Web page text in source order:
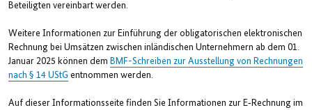
Beteiligten vereinbart werden.
Weitere Informationen zur Einführung der obligatorischen elektronischen
Rechnung bei Umsätzen zwischen inländischen Unternehmern ab dem 01.
Januar 2025 können dem BMF-Schreiben zur Ausstellung von Rechnungen
nach § 14 UStG entnommen werden.
Auf dieser Informationsseite finden Sie Informationen zur E‑Rechnung im